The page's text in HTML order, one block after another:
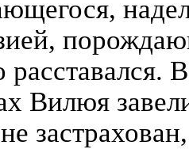
расставался.
Вилюя